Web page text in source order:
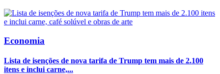
Economia
Lista de isenções de nova tarifa de Trump tem mais de 2.100
itens e inclui carne,...